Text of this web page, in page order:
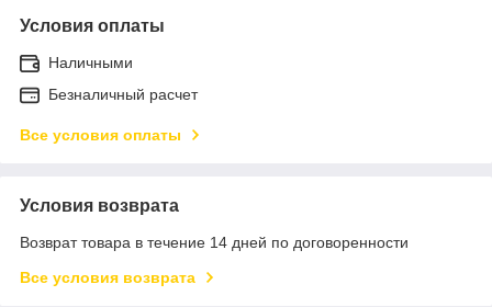
Условия оплаты
Наличными
Безналичный расчет
Все условия оплаты
Условия возврата
Возврат товара в течение 14 дней по договоренности
Все условия возврата